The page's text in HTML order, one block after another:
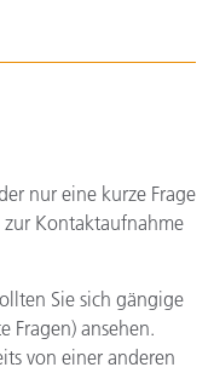
nur eine kurze Frage
Kontaktaufnahme
Sie sich gängige
Fragen) ansehen.
von einer anderen